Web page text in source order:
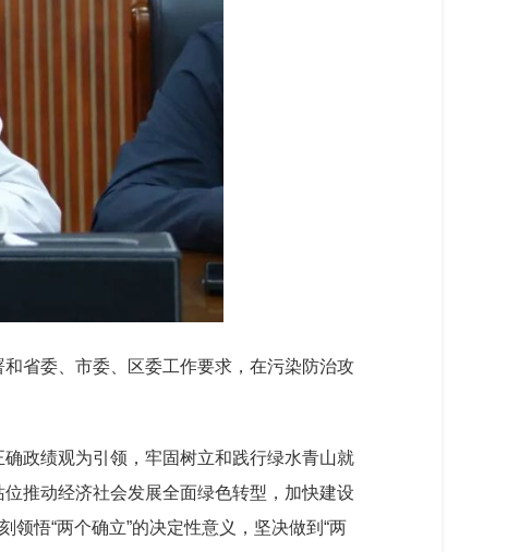
省委、市委、区委工作要求，在污染防治攻
政绩观为引领，牢固树立和践行绿水青山就
推动经济社会发展全面绿色转型，加快建设
领悟“两个确立”的决定性意义，坚决做到“两